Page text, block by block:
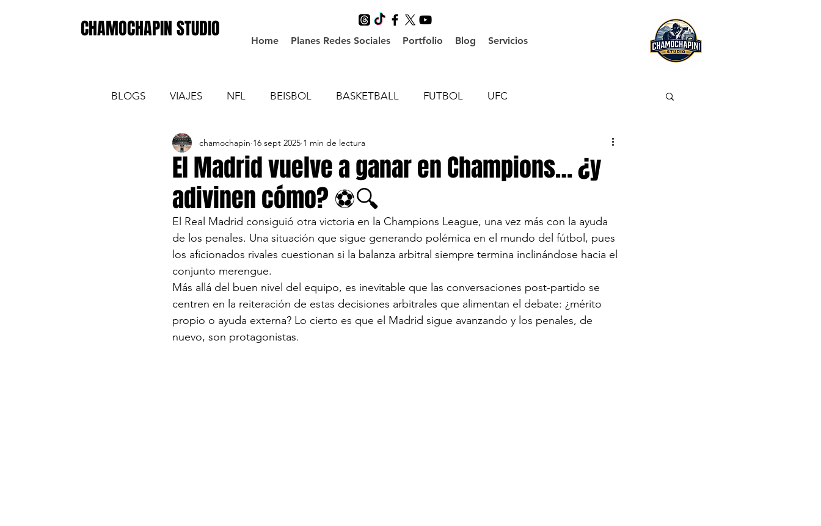
CHAMOCHAPIN STUDIO Home Planes Redes Sociales Portfolio Blog Servicios
BLOGS VIAJES NFL BEISBOL BASKETBALL FUTBOL UFC
El Madrid vuelve a ganar en Champions… ¿y
adivinen cómo? ⚽️🔍
chamochapin 16 sept 2025 1 min de lectura
El Real Madrid consiguió otra victoria en la Champions League, una vez más con la ayuda
de los penales. Una situación que sigue generando polémica en el mundo del fútbol, pues
los aficionados rivales cuestionan si la balanza arbitral siempre termina inclinándose hacia el
conjunto merengue.
Más allá del buen nivel del equipo, es inevitable que las conversaciones post-partido se
centren en la reiteración de estas decisiones arbitrales que alimentan el debate: ¿mérito
propio o ayuda externa? Lo cierto es que el Madrid sigue avanzando y los penales, de
nuevo, son protagonistas.